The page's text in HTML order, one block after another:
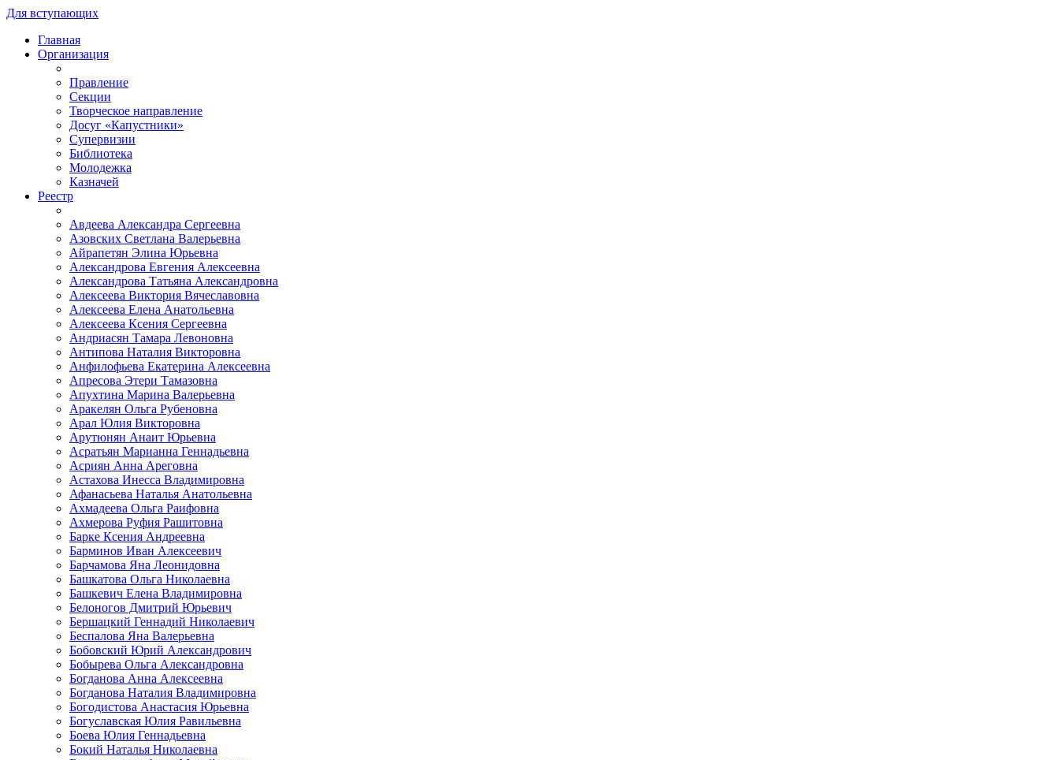
Для вступающих
Главная
Организация
Правление
Секции
Творческое направление
Досуг «Капустники»
Супервизии
Библиотека
Молодежка
Казначей
Реестр
Авдеева Александра Сергеевна
Азовских Светлана Валерьевна
Айрапетян Элина Юрьевна
Александрова Евгения Алексеевна
Александрова Татьяна Александровна
Алексеева Виктория Вячеславовна
Алексеева Елена Анатольевна
Алексеева Ксения Сергеевна
Андриасян Тамара Левоновна
Антипова Наталия Викторовна
Анфилофьева Екатерина Алексеевна
Апресова Этери Тамазовна
Апухтина Марина Валерьевна
Аракелян Ольга Рубеновна
Арал Юлия Викторовна
Арутюнян Анаит Юрьевна
Асратьян Марианна Геннадьевна
Асриян Анна Ареговна
Астахова Инесса Владимировна
Афанасьева Наталья Анатольевна
Ахмадеева Ольга Раифовна
Ахмерова Руфия Рашитовна
Барке Ксения Андреевна
Барминов Иван Алексеевич
Барчамова Яна Леонидовна
Башкатова Ольга Николаевна
Башкевич Елена Владимировна
Белоногов Дмитрий Юрьевич
Бершацкий Геннадий Николаевич
Беспалова Яна Валерьевна
Бобовский Юрий Александрович
Бобырева Ольга Александровна
Богданова Анна Алексеевна
Богданова Наталия Владимировна
Богодистова Анастасия Юрьевна
Богуславская Юлия Равильевна
Боева Юлия Геннадьевна
Бокий Наталья Николаевна